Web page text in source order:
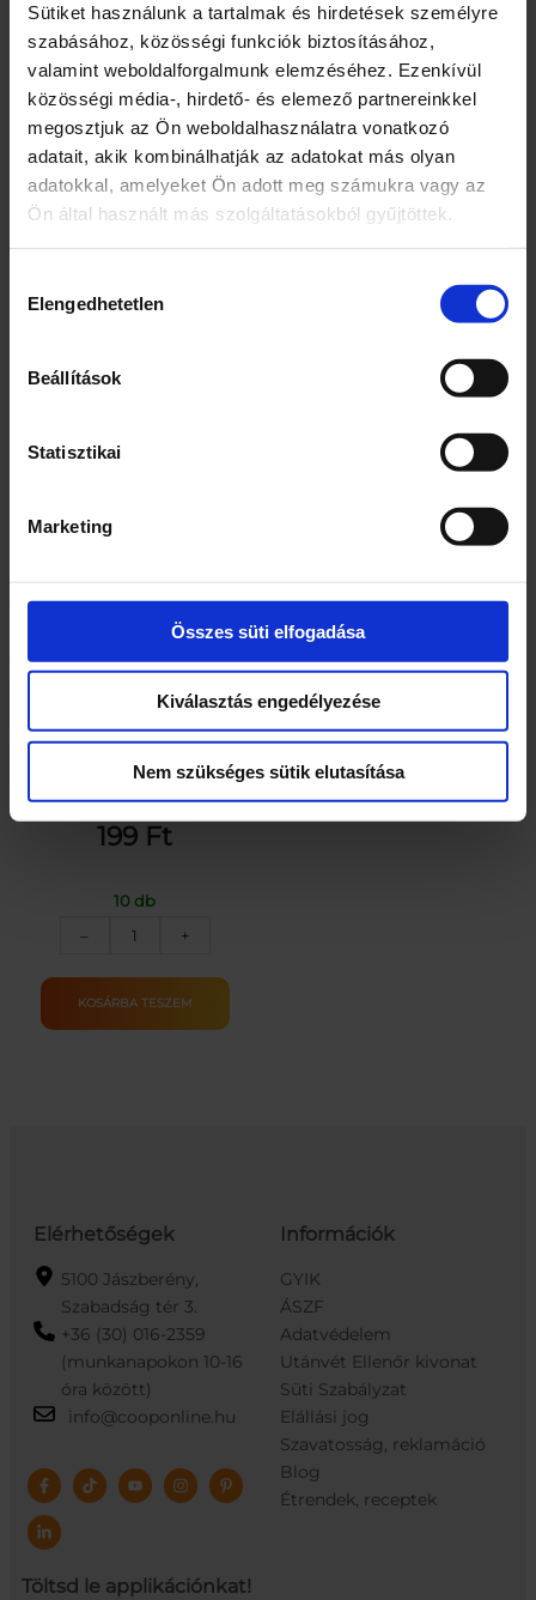
Sütiket használunk a tartalmak és hirdetések személyre
szabásához, közösségi funkciók biztosításához,
valamint weboldalforgalmunk elemzéséhez. Ezenkívül
közösségi média-, hirdető- és elemező partnereinkkel
megosztjuk az Ön weboldalhasználatra vonatkozó
adatait, akik kombinálhatják az adatokat más olyan
adatokkal, amelyeket Ön adott meg számukra vagy az
Ön által használt más szolgáltatásokból gyűjtöttek.
kiválasztása
Elengedhetetlen
Beállítások
Statisztikai
Marketing
Összes süti elfogadása
Kiválasztás engedélyezése
Nem szükséges sütik elutasítása
falikarok, szélcsengők, ünnepi dekorációk
felakasztására.
Kültéri és beltéri dekorációra is alkalmas;
minimalista dizájnt kölcsönöz otthonának
vagy kertjének.
Méretek: 31 x 25 cm
Szín: Fekete
Üdvözlőkártya –
199 Ft
10 db
–
Üdvözlőkártya
Bor_RAJZ
mennyiség
+
KOSÁRBA TESZEM
Elérhetőségek
5100 Jászberény,
Szabadság tér 3.
+36 (30) 016-2359
(munkanapokon 10-16
óra között)
info@cooponline.hu
Töltsd le applikációnkat!
Információk
GYIK
ÁSZF
Adatvédelem
Utánvét Ellenőr kivonat
Süti Szabályzat
Elállási jog
Szavatosság, reklamáció
Blog
Étrendek, receptek